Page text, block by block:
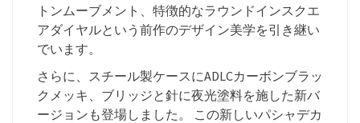
トンムーブメント、特徴的なラウンドインスクエ
アダイヤルという前作のデザイン美学を引き継い
でいます。
さらに、スチール製ケースにADLCカーボンブラッ
クメッキ、ブリッジと針に夜光塗料を施した新バ
ージョンも登場しました。 この新しいパシャデカ